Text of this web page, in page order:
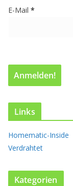
t
f
D
O
t
i
n
E-Mail *
Links
Homematic-Inside
Verdrahtet
Kategorien